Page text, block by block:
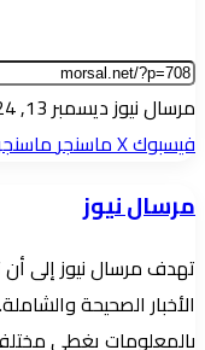
مرسال نيوزأرسل
بريدا
ديسمبر 13, 2024
فيسبوك‫Xماسنجر
مرسال نيوز
تهدف مرسال نيوز إلى أن
الأخبار الصحيحة
بالمعلومات يغطي